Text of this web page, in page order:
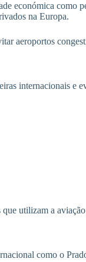
económica
na Europa.
aeroportos
internacionais e
utilizam a
como o